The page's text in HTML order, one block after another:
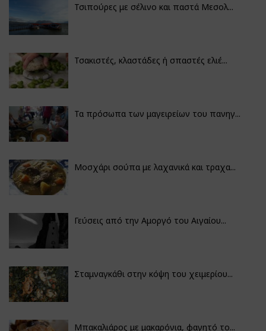
Τσιπούρες με σέλινο και παστά Μεσολ...
Τσακιστές, κλαστάδες ή σπαστές ελιέ...
Τα πρόσωπα των μαγειρείων του πανηγ...
Μοσχάρι σούπα με λαχανικά και τραχα...
Γεύσεις από την Αμοργό του Αιγαίου...
Σταμναγκάθι στην κόψη του χειμερίου...
Μπακαλιάρος με μακαρόνια, φαγητό το...